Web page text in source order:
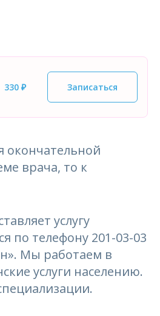
330 ₽ Записаться
врача, то к
услугу
по телефону 201-03-03
Мы работаем в
услуги населению.